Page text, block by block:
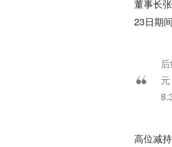
董事长
23日期
高位减